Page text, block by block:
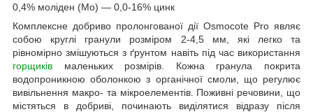
0,4% моліден (Mo) — 0,0-16% цинк
Комплексне добриво пролонгованої дії Osmocote Pro являє
собою круглі гранули розміром 2-4,5 мм, які легко та
рівномірно змішуються з ґрунтом навіть під час використання
горщиків маленьких розмірів. Кожна гранула покрита
водопроникною оболонкою з органічної смоли, що регулює
вивільнення макро- та мікроелементів. Поживні речовини, що
містяться в добриві, починають виділятися відразу після